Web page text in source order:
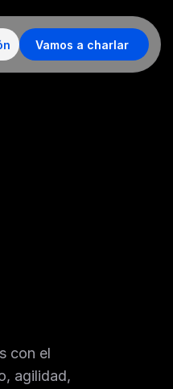
Vamos a charlar
con el
agilidad,